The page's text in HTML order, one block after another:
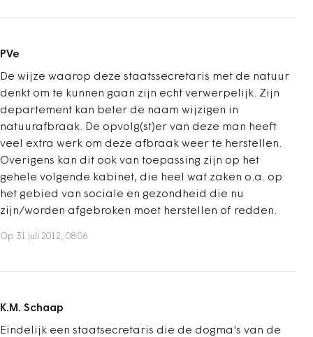
PVe
De wijze waarop deze staatssecretaris met de natuur
denkt om te kunnen gaan zijn echt verwerpelijk. Zijn
departement kan beter de naam wijzigen in
natuurafbraak. De opvolg(st)er van deze man heeft
veel extra werk om deze afbraak weer te herstellen.
Overigens kan dit ook van toepassing zijn op het
gehele volgende kabinet, die heel wat zaken o.a. op
het gebied van sociale en gezondheid die nu
zijn/worden afgebroken moet herstellen of redden.
Op 31 juli 2012, 08:06
K.M. Schaap
Eindelijk een staatsecretaris die de dogma's van de